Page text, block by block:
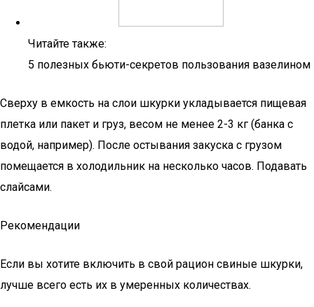
Читайте также:
5 полезных бьюти-секретов пользования вазелином
Сверху в емкость на слои шкурки укладывается пищевая
плетка или пакет и груз, весом не менее 2-3 кг (банка с
водой, например). После остывания закуска с грузом
помещается в холодильник на несколько часов. Подавать
слайсами.
Рекомендации
Если вы хотите включить в свой рацион свиные шкурки,
лучше всего есть их в умеренных количествах.